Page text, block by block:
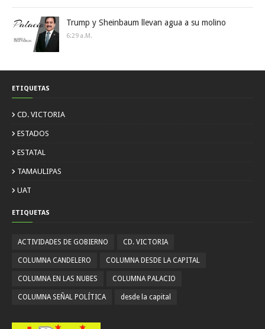
Trump y Sheinbaum llevan agua a su molino
6:29 A.m.
ETIQUETAS
CD. VICTORIA
ESTADOS
ESTATAL
TAMAULIPAS
UAT
ETIQUETAS
ACTIVIDADES DE GOBIERNO CD. VICTORIA
COLUMNA CANDELERO COLUMNA DESDE LA CAPITAL
COLUMNA EN LAS NUBES COLUMNA PALACIO
COLUMNA SEÑAL POLÍTICA desde la capital